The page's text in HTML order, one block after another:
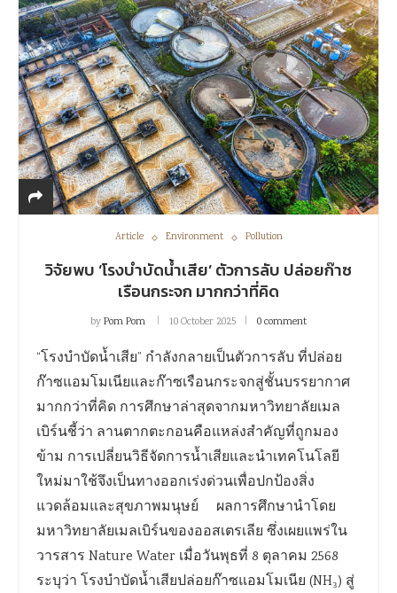
Article Environment Pollution
วิจัยพบ ‘โรงบำบัดน้ำเสีย’ ตัวการลับ ปล่อยก๊าซ
เรือนกระจก มากกว่าที่คิด
byPom Pom 10 October 2025 0 comment
“โรงบำบัดน้ำเสีย” กำลังกลายเป็นตัวการลับ ที่ปล่อย
ก๊าซแอมโมเนียและก๊าซเรือนกระจกสู่ชั้นบรรยากาศ
มากกว่าที่คิด การศึกษาล่าสุดจากมหาวิทยาลัยเมล
เบิร์นชี้ว่า ลานตากตะกอนคือแหล่งสำคัญที่ถูกมอง
ข้าม การเปลี่ยนวิธีจัดการน้ำเสียและนำเทคโนโลยี
ใหม่มาใช้จึงเป็นทางออกเร่งด่วนเพื่อปกป้องสิ่ง
แวดล้อมและสุขภาพมนุษย์ ผลการศึกษานำโดย
มหาวิทยาลัยเมลเบิร์นของออสเตรเลีย ซึ่งเผยแพร่ใน
วารสาร Nature Water เมื่อวันพุธที่ 8 ตุลาคม 2568
ระบุว่า โรงบำบัดน้ำเสียปล่อยก๊าซแอมโมเนีย (NH₃) สู่